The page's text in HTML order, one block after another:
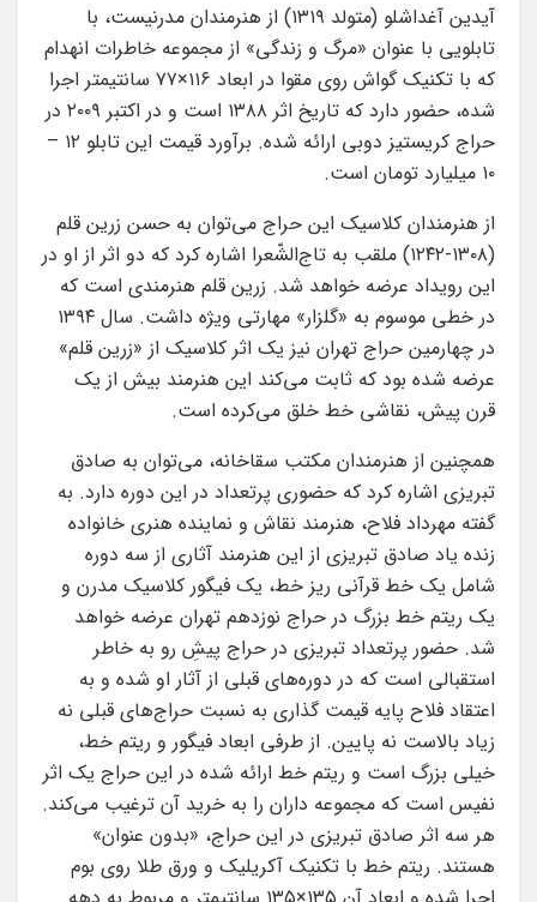
آیدین آغداشلو (متولد ۱۳۱۹) از هنرمندان مدرنیست، با
تابلویی با عنوان «مرگ و زندگی» از مجموعه خاطرات انهدام
که با تکنیک گواش روی مقوا در ابعاد ۱۱۶×۷۷ سانتیمتر اجرا
شده، حضور دارد که تاریخ اثر ۱۳۸۸ است و در اکتبر ۲۰۰۹ در
حراج کریستیز دوبی ارائه شده. برآورد قیمت این تابلو ۱۲ –
۱۰ میلیارد تومان است.
از هنرمندان کلاسیک این حراج می‌توان به حسن زرین قلم
(۱۳۰۸-۱۲۴۲) ملقب به تاج‌الشّعرا اشاره کرد که دو اثر از او در
این رویداد عرضه خواهد شد. زرین قلم هنرمندی است که
در خطی موسوم به «گلزار» مهارتی ویژه داشت. سال ۱۳۹۴
در چهارمین حراج تهران نیز یک اثر کلاسیک از «زرین قلم»
عرضه شده بود که ثابت می‌کند این هنرمند بیش از یک
قرن پیش، نقاشى خط خلق می‌کرده است.
همچنین از هنرمندان مکتب سقاخانه، می‌توان به صادق
تبریزی اشاره کرد که حضوری پرتعداد در این دوره دارد. به
گفته مهرداد فلاح، هنرمند نقاش و نماینده هنری خانواده
زنده یاد صادق تبریزی از این هنرمند آثاری از سه دوره
شامل یک خط قرآنی ریز خط، یک فیگور کلاسیک مدرن و
یک ریتم خط بزرگ در حراج نوزدهم تهران عرضه خواهد
شد. حضور پرتعداد تبریزی در حراج پیشِ رو به خاطر
استقبالی است که در دوره‌های قبلی از آثار او شده و به
اعتقاد فلاح پایه قیمت گذاری به نسبت حراج‌های قبلی نه
زیاد بالاست نه پایین. از طرفی ابعاد فیگور و ریتم خط،
خیلی بزرگ است و ریتم خط ارائه شده در این حراج یک اثر
نفیس است که مجموعه داران را به خرید آن ترغیب می‌کند.
هر سه اثر صادق تبریزی در این حراج، «بدون عنوان»
هستند. ریتم خط با تکنیک آکریلیک و ورق طلا روی بوم